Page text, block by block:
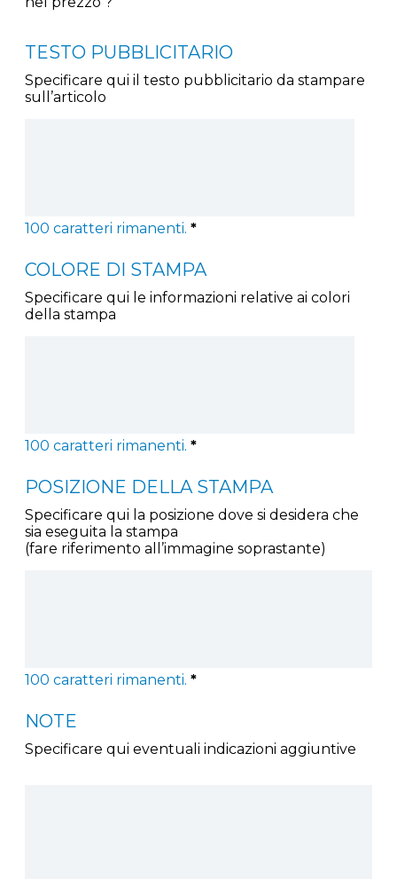
TESTO PUBBLICITARIO
Specificare qui il testo pubblicitario da stampare
sull’articolo
100 caratteri rimanenti. *
COLORE DI STAMPA
Specificare qui le informazioni relative ai colori
della stampa
100 caratteri rimanenti. *
POSIZIONE DELLA STAMPA
Specificare qui la posizione dove si desidera che
sia eseguita la stampa
(fare riferimento all’immagine soprastante)
100 caratteri rimanenti. *
NOTE
Specificare qui eventuali indicazioni aggiuntive